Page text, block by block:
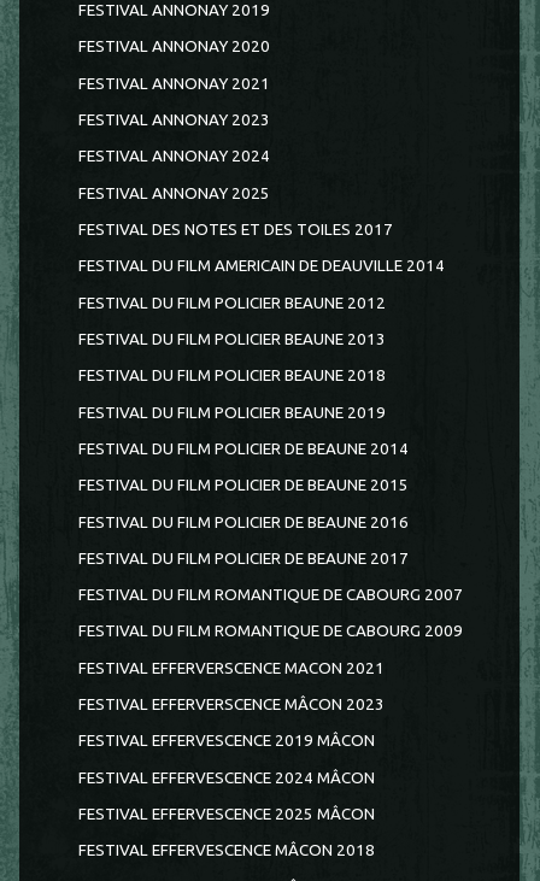
FESTIVAL ANNONAY 2019
FESTIVAL ANNONAY 2020
FESTIVAL ANNONAY 2021
FESTIVAL ANNONAY 2023
FESTIVAL ANNONAY 2024
FESTIVAL ANNONAY 2025
FESTIVAL DES NOTES ET DES TOILES 2017
FESTIVAL DU FILM AMERICAIN DE DEAUVILLE 2014
FESTIVAL DU FILM POLICIER BEAUNE 2012
FESTIVAL DU FILM POLICIER BEAUNE 2013
FESTIVAL DU FILM POLICIER BEAUNE 2018
FESTIVAL DU FILM POLICIER BEAUNE 2019
FESTIVAL DU FILM POLICIER DE BEAUNE 2014
FESTIVAL DU FILM POLICIER DE BEAUNE 2015
FESTIVAL DU FILM POLICIER DE BEAUNE 2016
FESTIVAL DU FILM POLICIER DE BEAUNE 2017
FESTIVAL DU FILM ROMANTIQUE DE CABOURG 2007
FESTIVAL DU FILM ROMANTIQUE DE CABOURG 2009
FESTIVAL EFFERVERSCENCE MACON 2021
FESTIVAL EFFERVERSCENCE MÂCON 2023
FESTIVAL EFFERVESCENCE 2019 MÂCON
FESTIVAL EFFERVESCENCE 2024 MÂCON
FESTIVAL EFFERVESCENCE 2025 MÂCON
FESTIVAL EFFERVESCENCE MÂCON 2018